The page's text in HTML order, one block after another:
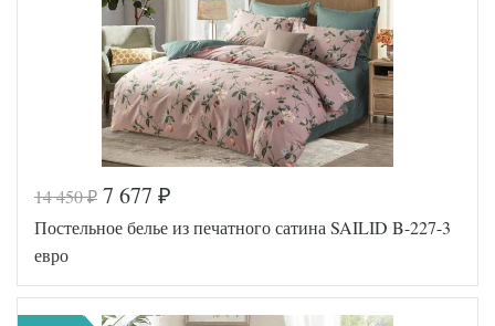
Код товара
575-487
Артикул
SLD-B-
Ткань
Размер
пододеяльника 200х220
14 450₽ 7 677 ₽
Постельное белье из печатного сатина SAILID B-227-3
евро